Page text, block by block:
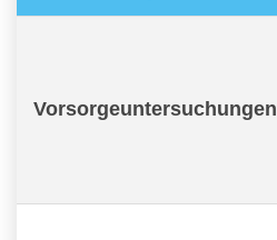
Vorsorgeuntersuchungen